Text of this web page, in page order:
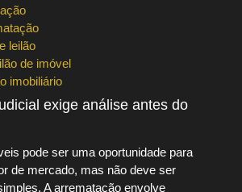
leilão
de imóvel
imobiliário
exige análise antes do
pode ser uma oportunidade para
de mercado, mas não deve ser
A arrematação envolve